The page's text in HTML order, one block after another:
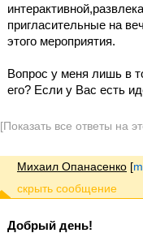
пригласительные на
этого мероприятия.
Вопрос у меня лишь в
его? Если у Вас есть
[Показать все ответы на
Михаил Опанасенко [
Добрый день!